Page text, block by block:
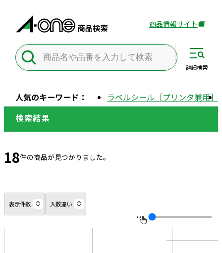
外
サ
別
す
商品情報サイト
人気のキーワード： ラベルシール［プリンタ兼用］
詳細検索
検索結果
18件の商品が見つかりました。
表示件数 入数違い